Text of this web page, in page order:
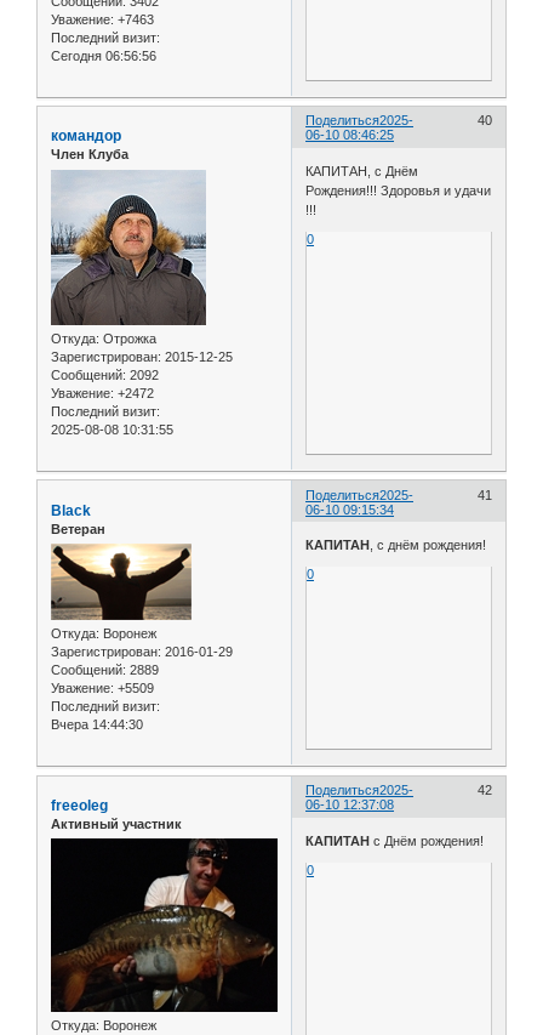
Уважение: +7463
Последний визит:
Сегодня 06:56:56
Поделиться 40
2025-
06-10 08:46:25
командор
Член Клуба
Откуда: Отрожка
Зарегистрирован: 2015-12-25
Сообщений: 2092
Уважение: +2472
Последний визит:
2025-08-08 10:31:55
КАПИТАН, с Днём
Рождения!!! Здоровья и удачи
!!!
0
Поделиться 41
2025-
06-10 09:15:34
Black
Ветеран
Откуда: Воронеж
Зарегистрирован: 2016-01-29
Сообщений: 2889
Уважение: +5509
Последний визит:
Вчера 14:44:30
КАПИТАН
, с днём рождения!
0
Поделиться 42
2025-
06-10 12:37:08
freeoleg
Активный участник
Откуда: Воронеж
КАПИТАН с Днём рождения!
0